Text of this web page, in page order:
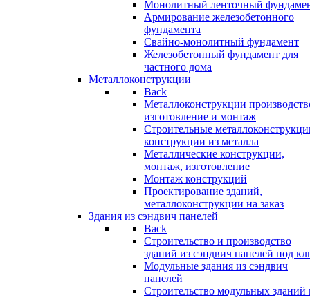
Монолитный ленточный
Армирование железобетонного
фундамента
Свайно-монолитный фундамент
Железобетонный фундамент для
частного дома
Металлоконструкции
Back
Металлоконструкции
изготовление и монтаж
Строительные
конструкции из металла
Металлические конструкции,
монтаж, изготовление
Монтаж конструкций
Проектирование зданий,
металлоконструкции на заказ
Здания из сэндвич панелей
Back
Строительство и производство
зданий из сэндвич панелей под
Модульные здания из сэндвич
панелей
Строительство модульных зданий